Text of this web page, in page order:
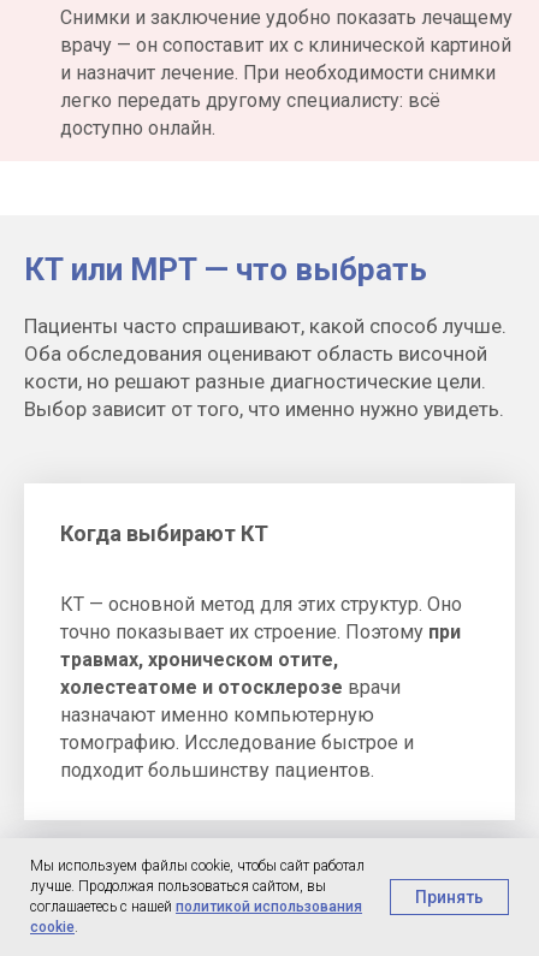
Снимки и заключение удобно показать лечащему
врачу — он сопоставит их с клинической картиной
и назначит лечение. При необходимости снимки
легко передать другому специалисту: всё
доступно онлайн.
КТ или МРТ — что выбрать
Пациенты часто спрашивают, какой способ лучше.
Оба обследования оценивают область височной
кости, но решают разные диагностические цели.
Выбор зависит от того, что именно нужно увидеть.
Когда выбирают КТ
КТ — основной метод для этих структур. Оно
точно показывает их строение. Поэтому при
травмах, хроническом отите,
холестеатоме и отосклерозе врачи
назначают именно компьютерную
томографию. Исследование быстрое и
подходит большинству пациентов.
Когда выбирают МРТ
2288 оценок
4,9
5,0
663 оценки
Мы используем файлы cookie, чтобы сайт работал
лучше. Продолжая пользоваться сайтом, вы
соглашаетесь с нашей политикой использования
cookie.
Принять